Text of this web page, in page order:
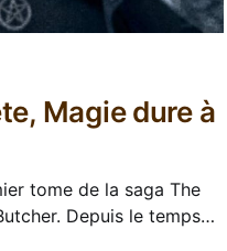
Magie dure à
tome de la saga The
le temps